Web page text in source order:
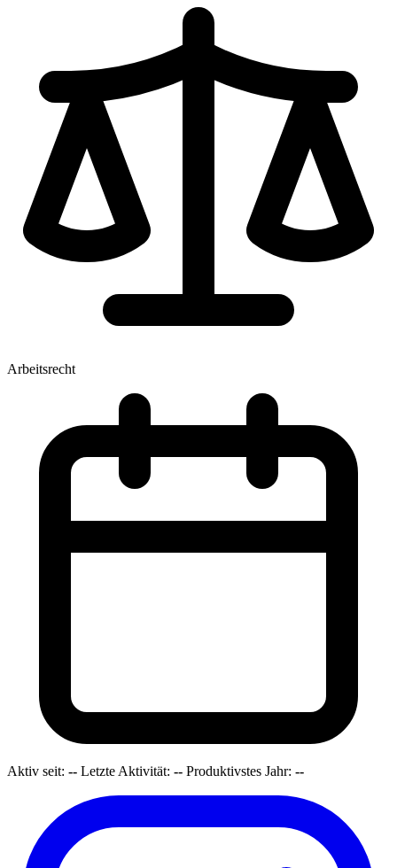
Arbeitsrecht
Aktiv seit: -- Letzte Aktivität: -- Produktivstes Jahr: --